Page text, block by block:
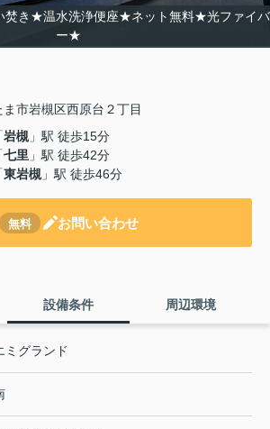
焚き★温水洗浄便座★ネット無料★光ファイバ
ー★
市岩槻区西原台２丁目
岩槻 」駅 徒歩15分
七里 」駅 徒歩42分
東岩槻 」駅 徒歩46分
無料 お問い合わせ
設備条件 周辺環境
ミグランド